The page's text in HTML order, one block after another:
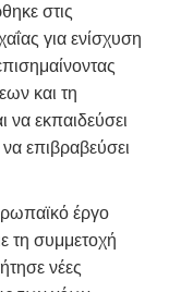
στις
για ενίσχυση
και τη
να εκπαιδεύσει
να επιβραβεύσει
έργο
τη συμμετοχή
νέες